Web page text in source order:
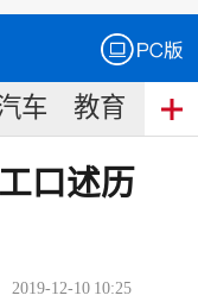
车 教育 食
口述历
2019-12-10 10:25